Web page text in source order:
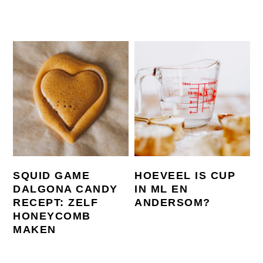
SQUID GAME
DALGONA CANDY
RECEPT: ZELF
HONEYCOMB
MAKEN
HOEVEEL IS CUP
IN ML EN
ANDERSOM?